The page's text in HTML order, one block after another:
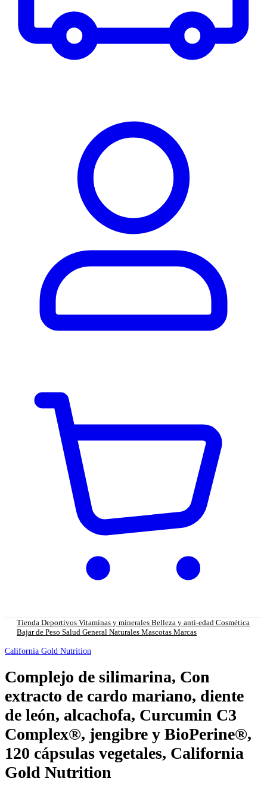
Tienda Deportivos Vitaminas y minerales Belleza y anti-edad Cosmética
Bajar de Peso Salud General Naturales Mascotas Marcas
California Gold Nutrition
Complejo de silimarina, Con
extracto de cardo mariano, diente
de león, alcachofa, Curcumin C3
Complex®, jengibre y BioPerine®,
120 cápsulas vegetales, California
Gold Nutrition